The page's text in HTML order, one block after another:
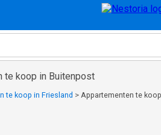
te koop in Buitenpost
te koop in Friesland > Appartementen te